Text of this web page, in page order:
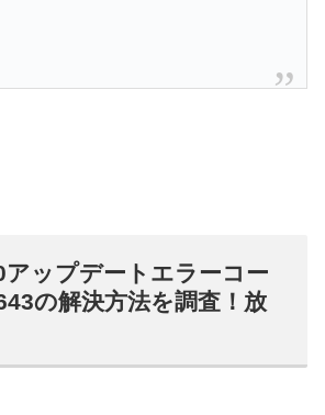
ップデートエラーコー
の解決方法を調査！放